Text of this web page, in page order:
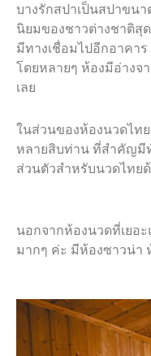
บางรักสปาเป็นสปาขน
นิยมของชาวต่างชาติสุ
มีทางเชื่อมไปอีกอาคา
โดยหลายๆ ห้องมีอ่างจ
เลย
ในส่วนของห้องนวดไท
หลายสิบท่าน ที่สำคัญมี
ส่วนตัวสำหรับนวดไทย
นอกจากห้องนวดที่เยอะ
มากๆ ค่ะ มีห้องซาวน่า